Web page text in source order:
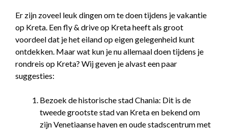
Er zijn zoveel leuk dingen om te doen tijdens je vakantie
op Kreta. Een fly & drive op Kreta heeft als groot
voordeel dat je het eiland op eigen gelegenheid kunt
ontdekken. Maar wat kun je nu allemaal doen tijdens je
rondreis op Kreta? Wij geven je alvast een paar
suggesties:
Bezoek de historische stad Chania: Dit is de
tweede grootste stad van Kreta en bekend om
zijn Venetiaanse haven en oude stadscentrum met